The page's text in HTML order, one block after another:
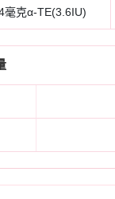
毫克α-TE(3.6IU)